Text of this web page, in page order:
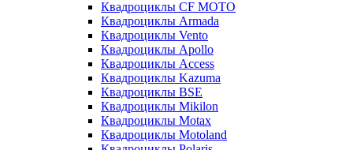
Квадроциклы CF MOTO
Квадроциклы Armada
Квадроциклы Vento
Квадроциклы Apollo
Квадроциклы Access
Квадроциклы Kazuma
Квадроциклы BSE
Квадроциклы Mikilon
Квадроциклы Motax
Квадроциклы Motoland